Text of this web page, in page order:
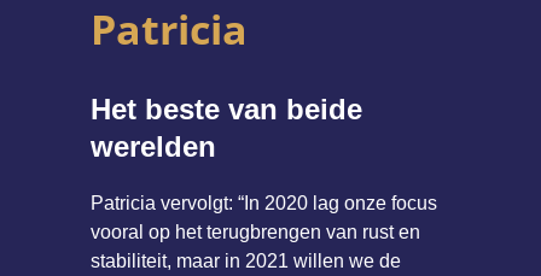
Patricia
Het beste van beide
werelden
Patricia vervolgt: “In 2020 lag onze focus
vooral op het terugbrengen van rust en
stabiliteit, maar in 2021 willen we de